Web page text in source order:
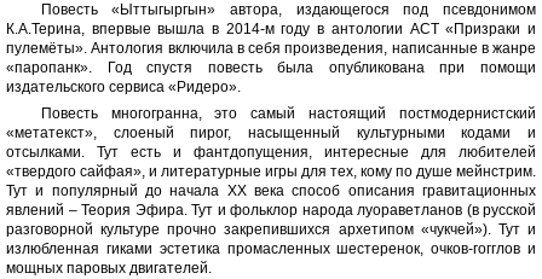
Повесть «Ыттыгыргын» автора, издающегося под псевдонимом
К.А.Терина, впервые вышла в 2014-м году в антологии АСТ «Призраки и
пулемёты». Антология включила в себя произведения, написанные в жанре
«паропанк». Год спустя повесть была опубликована при помощи
издательского сервиса «Ридеро».
Повесть многогранна, это самый настоящий постмодернистский
«метатекст», слоеный пирог, насыщенный культурными кодами и
отсылками. Тут есть и фантдопущения, интересные для любителей
«твердого сайфая», и литературные игры для тех, кому по душе мейнстрим.
Тут и популярный до начала XX века способ описания гравитационных
явлений – Теория Эфира. Тут и фольклор народа луораветланов (в русской
разговорной культуре прочно закрепившихся архетипом «чукчей»). Тут и
излюбленная гиками эстетика промасленных шестеренок, очков-гогглов и
мощных паровых двигателей.